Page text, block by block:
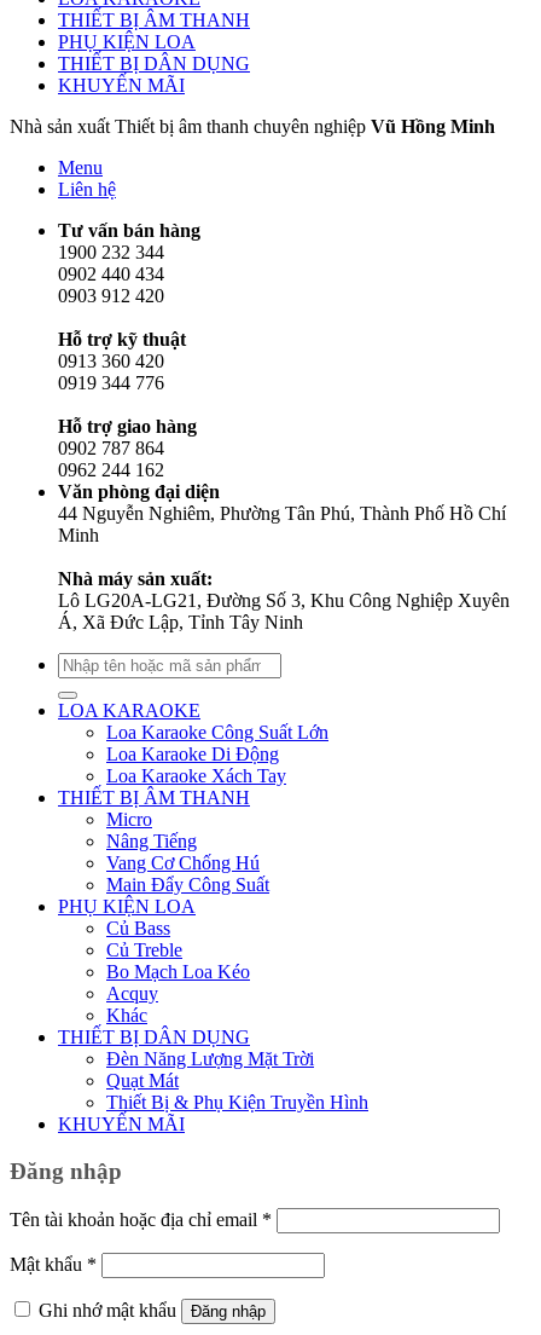
THIẾT BỊ ÂM THANH
PHỤ KIỆN LOA
THIẾT BỊ DÂN DỤNG
KHUYẾN MÃI
Nhà sản xuất Thiết bị âm thanh chuyên nghiệp Vũ Hồng Minh
Menu
Liên hệ
Tư vấn bán hàng
1900 232 344
0902 440 434
0903 912 420
Hỗ trợ kỹ thuật
0913 360 420
0919 344 776
Hỗ trợ giao hàng
0902 787 864
0962 244 162
Văn phòng đại diện
44 Nguyễn Nghiêm, Phường Tân Phú, Thành Phố Hồ Chí
Minh
Nhà máy sản xuất:
Lô LG20A-LG21, Đường Số 3, Khu Công Nghiệp Xuyên
Á, Xã Đức Lập, Tỉnh Tây Ninh
Tìm
kiếm:
LOA KARAOKE
Loa Karaoke Công Suất Lớn
Loa Karaoke Di Động
Loa Karaoke Xách Tay
THIẾT BỊ ÂM THANH
Micro
Nâng Tiếng
Vang Cơ Chống Hú
Main Đẩy Công Suất
PHỤ KIỆN LOA
Củ Bass
Củ Treble
Bo Mạch Loa Kéo
Acquy
Khác
THIẾT BỊ DÂN DỤNG
Đèn Năng Lượng Mặt Trời
Quạt Mát
Thiết Bị & Phụ Kiện Truyền Hình
KHUYẾN MÃI
Đăng nhập
Tên tài khoản hoặc địa chỉ email *
buộc
Mật khẩu *
buộc
Ghi nhớ mật khẩu
Đăng nhập